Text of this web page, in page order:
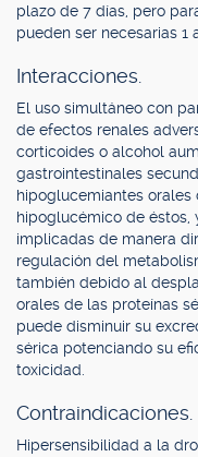
plazo de 7 días, pero
pueden ser necesarias 1
Interacciones.
El uso simultáneo con
de efectos renales
corticoides o alcohol
gastrointestinales
hipoglucemiantes
hipoglucémico de éstos,
implicadas de manera
regulación del
también debido al
orales de las proteínas
puede disminuir su
sérica potenciando su
toxicidad.
Contraindicaciones.
Hipersensibilidad a la